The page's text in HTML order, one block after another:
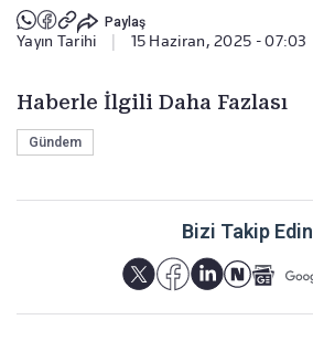
Paylaş
Yayın Tarihi 15 Haziran, 2025 - 07:03
Haberle İlgili Daha Fazlası
Gündem
Bizi Takip Edin